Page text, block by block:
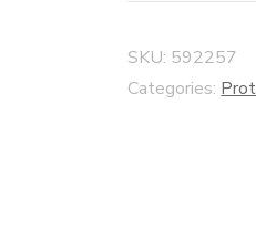
SKU: 592257
Categories: